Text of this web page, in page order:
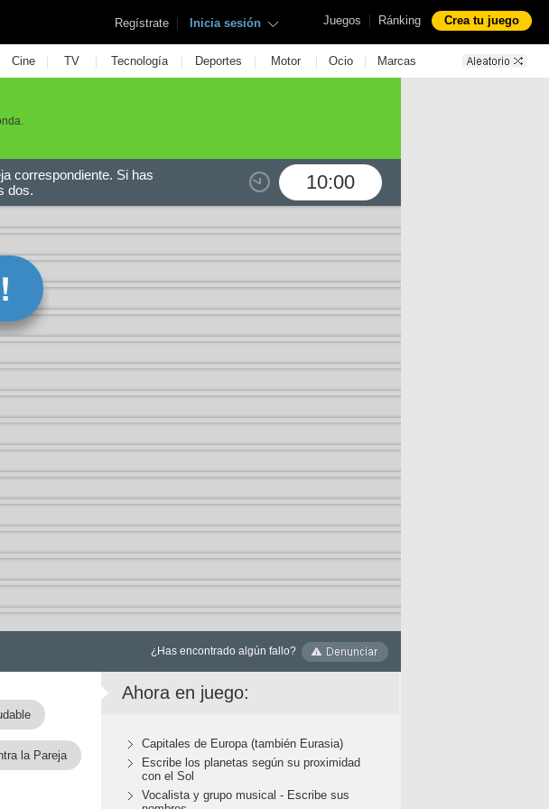
Juegos | Ránking Crea tu juego
Regístrate | Inicia sesión
Cine | TV | Tecnología | Deportes | Motor | Ocio | Marcas
10:00
correspondiente. Si has
dos.
¿Has encontrado algún fallo?
la Pareja
Ahora en juego:
Capitales de Europa (también Eurasia)
Escribe los planetas según su proximidad
con el Sol
Vocalista y grupo musical - Escribe sus